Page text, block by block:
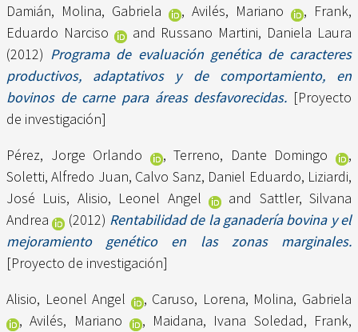
Damián, Molina, Gabriela , Avilés, Mariano , Frank,
Eduardo Narciso
and Russano Martini, Daniela Laura
(2012) Programa de evaluación genética de caracteres
productivos, adaptativos y de comportamiento, en
bovinos de carne para áreas desfavorecidas. [Proyecto
de investigación]
Pérez, Jorge Orlando
,Terreno, Dante Domingo
,
Soletti, Alfredo Juan, Calvo Sanz, Daniel Eduardo, Liziardi,
José Luis, Alisio, Leonel Angel and Sattler, Silvana
Andrea
(2012) Rentabilidad de la ganadería bovina y el
mejoramiento genético en las zonas marginales.
[Proyecto de investigación]
Alisio, Leonel Angel
, Caruso, Lorena, Molina, Gabriela
,Avilés, Mariano , Maidana, Ivana Soledad, Frank,